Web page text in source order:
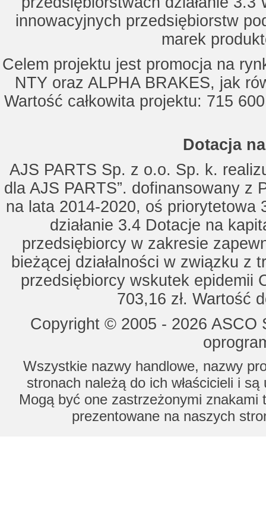
innowacyjnych przedsiębiorstw
marek
Celem projektu jest promocja na
NTY oraz ALPHA BRAKES, jak
Wartość całkowita projektu: 715
Dotacja
AJS PARTS Sp. z o.o. Sp. k.
dla AJS PARTS”. dofinansowany z
na lata 2014-2020, oś priorytetowa
działanie 3.4 Dotacje na
przedsiębiorcy w zakresie
bieżącej działalności w związku z
przedsiębiorcy wskutek epidemii
703,16 zł. Wartość
Copyright © 2005 - 2026
Wszystkie nazwy handlowe, nazwy
stronach należą do ich właścicieli i
Mogą być one zastrzeżonymi znakami
prezentowane na naszych